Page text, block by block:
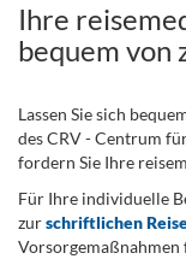
Ihre
bequem von
Lassen Sie sich
des CRV - Centrum
fordern Sie Ihre
Für Ihre individuelle
zurschriftlichen
Vorsorgemaßnahmen